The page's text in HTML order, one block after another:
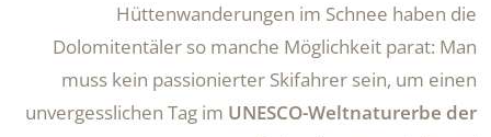
Hüttenwanderungen im Schnee haben die
Dolomitentäler so manche Möglichkeit parat: Man
muss kein passionierter Skifahrer sein, um einen
unvergesslichen Tag im UNESCO-Weltnaturerbe der